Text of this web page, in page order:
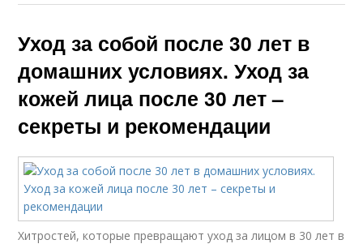
Уход за собой после 30 лет в
домашних условиях. Уход за
кожей лица после 30 лет –
секреты и рекомендации
Хитростей, которые превращают уход за лицом в 30 лет в